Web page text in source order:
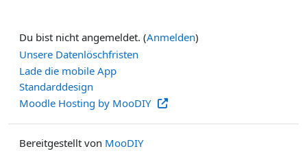
Du bist nicht angemeldet. (Anmelden)
Unsere Datenlöschfristen
Lade die mobile App
Standarddesign
Moodle Hosting by MooDIY
Bereitgestellt von MooDIY